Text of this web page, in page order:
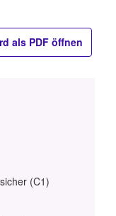
als PDF öffnen
(C1)